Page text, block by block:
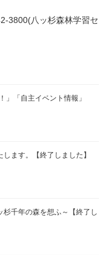
3800(八ッ杉森林学習セ
」「自主イベント情報」
ます。【終了しました】
千年の森を想ふ～【終了し